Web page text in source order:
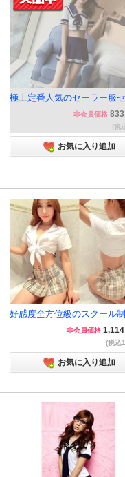
極上定番人気のセーラー服
非会員価格 833
(税
お気に入り追加
好感度全方位級のスクール
非会員価格 1,114
(税込
お気に入り追加